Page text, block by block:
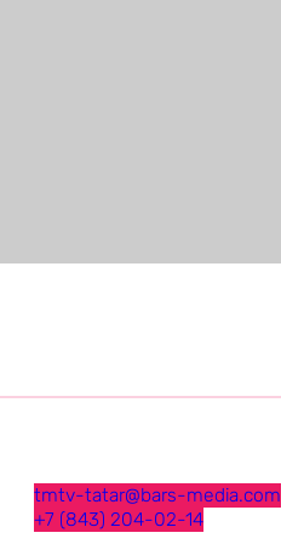
tmtv-tatar@bars-media.com
+7 (843) 204-02-14